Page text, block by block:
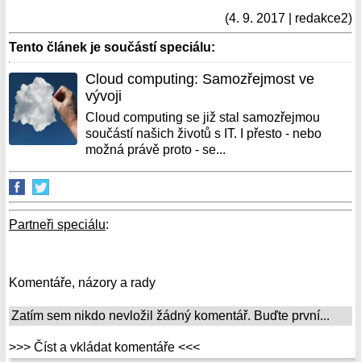
(4. 9. 2017 | redakce2)
Tento článek je součástí speciálu:
Cloud computing: Samozřejmost ve
vývoji
Cloud computing se již stal samozřejmou
součástí našich životů s IT. I přesto - nebo
možná právě proto - se...
Partneři speciálu:
Komentáře, názory a rady
Zatím sem nikdo nevložil žádný komentář. Buďte první...
>>> Číst a vkládat komentáře <<<